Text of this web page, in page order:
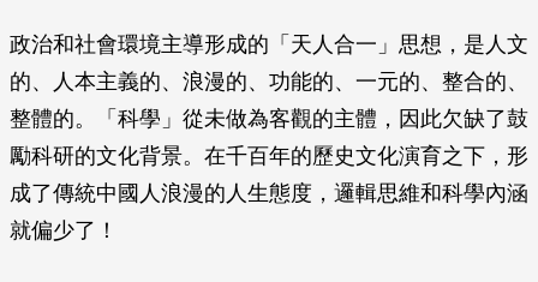
政治和社會環境主導形成的「天人合一」思想，是人文
的、人本主義的、浪漫的、功能的、一元的、整合的、
整體的。「科學」從未做為客觀的主體，因此欠缺了鼓
勵科研的文化背景。在千百年的歷史文化演育之下，形
成了傳統中國人浪漫的人生態度，邏輯思維和科學內涵
就偏少了！